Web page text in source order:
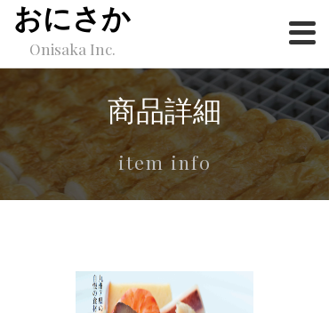
おにさか
Onisaka Inc.
商品詳細
item info